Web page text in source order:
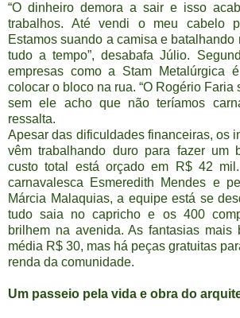
“O dinheiro demora a sair e isso
trabalhos. Até vendi o meu cabelo
Estamos suando a camisa e batalhando
tudo a tempo”, desabafa Júlio.
empresas como a Stam Metalúrgica
colocar o bloco na rua. “O Rogério Faria
sem ele acho que não teríamos
ressalta.
Apesar das dificuldades financeiras, os
vêm trabalhando duro para fazer um
custo total está orçado em R$ 42
carnavalesca Esmeredith Mendes e
Márcia Malaquias, a equipe está se
tudo saia no capricho e os 400
brilhem na avenida. As fantasias mais
média R$ 30, mas há peças gratuitas
renda da comunidade.
Um passeio pela vida e obra do